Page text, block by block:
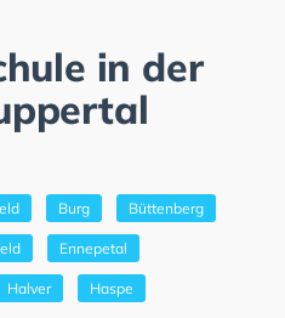
in der
Burg Büttenberg
Ennepetal
Halver Haspe